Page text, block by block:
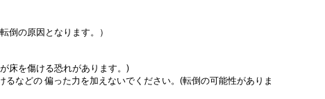
倒の原因となります。）
床を傷ける恐れがあります。)
などの 偏った力を加えないでください。(転倒の可能性がありま